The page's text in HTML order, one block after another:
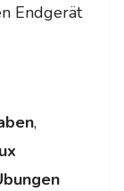
Endgerät
,